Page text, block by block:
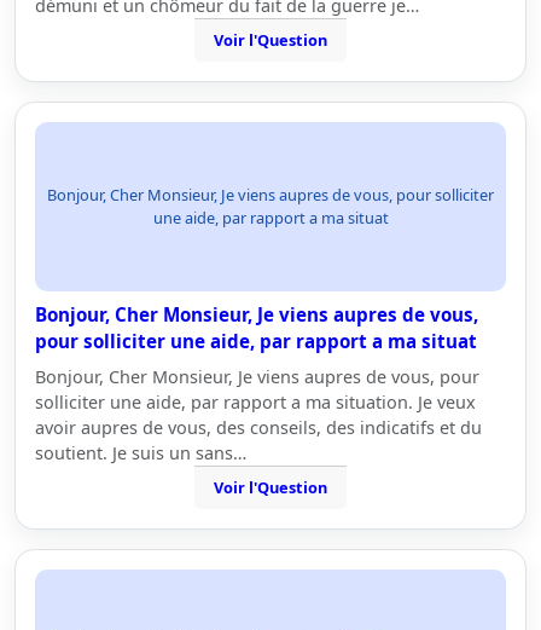
démuni et un chômeur du fait de la guerre je…
Voir l'Question
Bonjour, Cher Monsieur, Je viens aupres de vous, pour solliciter
une aide, par rapport a ma situat
Bonjour, Cher Monsieur, Je viens aupres de vous,
pour solliciter une aide, par rapport a ma situat
Bonjour, Cher Monsieur, Je viens aupres de vous, pour
solliciter une aide, par rapport a ma situation. Je veux
avoir aupres de vous, des conseils, des indicatifs et du
soutient. Je suis un sans…
Voir l'Question